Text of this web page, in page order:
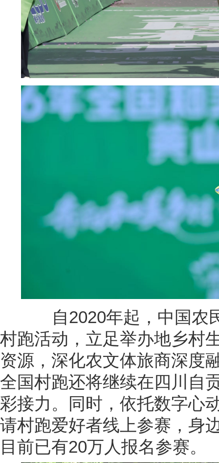
自2020年起，中国农
村跑活动，立足举办地乡村
资源，深化农文体旅商深度
全国村跑还将继续在四川自
彩接力。同时，依托数字心
请村跑爱好者线上参赛，身
目前已有20万人报名参赛。